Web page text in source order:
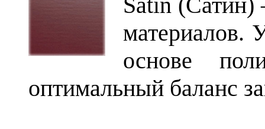
материалов.
основе
оптимальный баланс